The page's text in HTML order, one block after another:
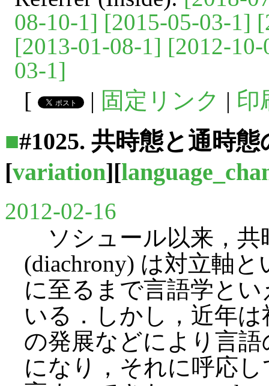
08-10-1] [2015-05-03-1]
[2013-01-08-1] [2012-
03-1]
[
| 固定リンク | 印
■#1025. 共時態と通時態
[variation][
2012-02-16
ソシュール以来，共
(diachrony) は対立軸
に至るまで言語学と
いる．しかし，近年
の発展などにより言
になり，それに呼応し